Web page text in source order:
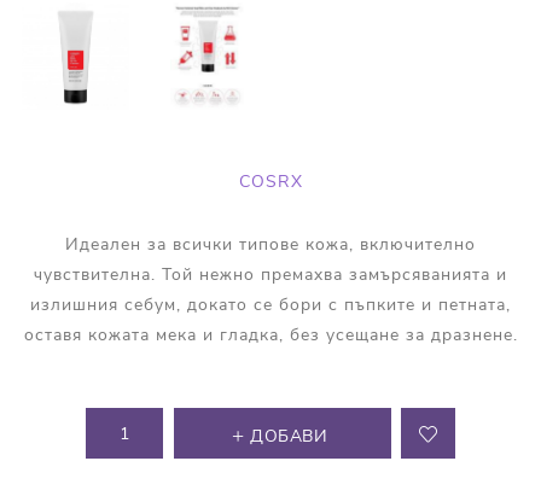
COSRX
Идеален за всички типове кожа, включително
чувствителна. Той нежно премахва замърсяванията и
излишния себум, докато се бори с пъпките и петната,
оставя кожата мека и гладка, без усещане за дразнене.
ДОБАВИ